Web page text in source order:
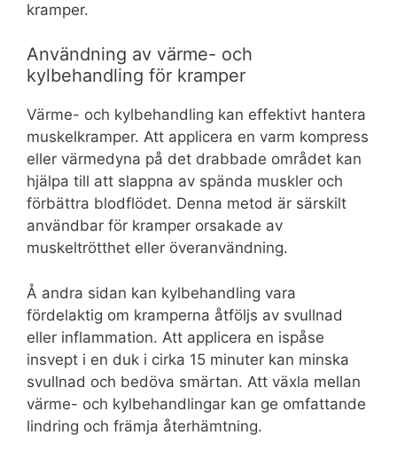
kramper.
Användning av värme- och
kylbehandling för kramper
Värme- och kylbehandling kan effektivt hantera
muskelkramper. Att applicera en varm kompress
eller värmedyna på det drabbade området kan
hjälpa till att slappna av spända muskler och
förbättra blodflödet. Denna metod är särskilt
användbar för kramper orsakade av
muskeltrötthet eller överanvändning.
Å andra sidan kan kylbehandling vara
fördelaktig om kramperna åtföljs av svullnad
eller inflammation. Att applicera en ispåse
insvept i en duk i cirka 15 minuter kan minska
svullnad och bedöva smärtan. Att växla mellan
värme- och kylbehandlingar kan ge omfattande
lindring och främja återhämtning.